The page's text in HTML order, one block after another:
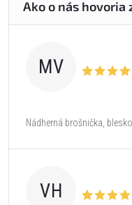
MV
Nádherná brošnička,
VH